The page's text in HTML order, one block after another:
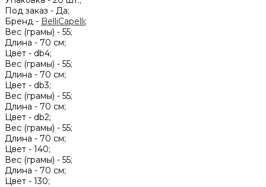
Под заказ - Да;
Бренд - BelliCapelli;
Вес (грамы) - 55;
Длина - 70 см;
Цвет - db4;
Вес (грамы) - 55;
Длина - 70 см;
Цвет - db3;
Вес (грамы) - 55;
Длина - 70 см;
Цвет - db2;
Вес (грамы) - 55;
Длина - 70 см;
Цвет - 140;
Вес (грамы) - 55;
Длина - 70 см;
Цвет - 130;